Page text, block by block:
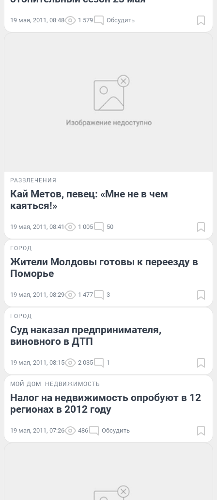
19 мая, 2011, 08:48 1 579 Обсудить
РАЗВЛЕЧЕНИЯ
Кай Метов, певец: «Мне не в чем
каяться!»
19 мая, 2011, 08:41 1 005 50
ГОРОД
Жители Молдовы готовы к переезду в
Поморье
19 мая, 2011, 08:29 1 477 3
ГОРОД
Суд наказал предпринимателя,
виновного в ДТП
19 мая, 2011, 08:15 2 035 1
МОЙ ДОМ НЕДВИЖИМОСТЬ
Налог на недвижимость опробуют в 12
регионах в 2012 году
19 мая, 2011, 07:26 486 Обсудить